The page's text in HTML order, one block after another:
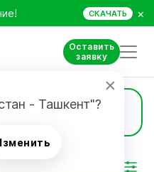
СКАЧАТЬ ×
Оставить
заявку
- Ташкент"?